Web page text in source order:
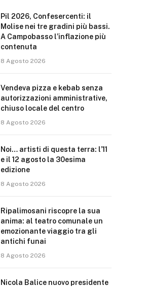
Pil 2026, Confesercenti: il
Molise nei tre gradini più bassi.
A Campobasso l’inflazione più
contenuta
8 Agosto 2026
Vendeva pizza e kebab senza
autorizzazioni amministrative,
chiuso locale del centro
8 Agosto 2026
Noi… artisti di questa terra: l’11
e il 12 agosto la 30esima
edizione
8 Agosto 2026
Ripalimosani riscopre la sua
anima: al teatro comunale un
emozionante viaggio tra gli
antichi funai
8 Agosto 2026
Nicola Balice nuovo presidente